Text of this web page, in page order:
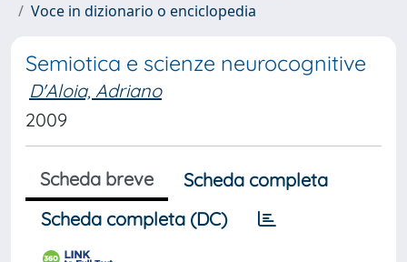
Voce in dizionario o enciclopedia
Semiotica e scienze neurocognitive
D'Aloia, Adriano
2009
Scheda breve
Scheda completa
Scheda completa (DC)